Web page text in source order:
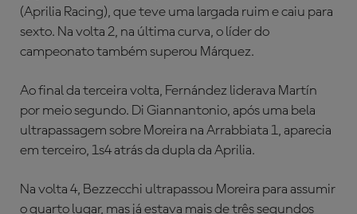
(Aprilia Racing), que teve uma largada ruim e caiu para
sexto. Na volta 2, na última curva, o líder do
campeonato também superou Márquez.
Ao final da terceira volta, Fernández liderava Martín
por meio segundo. Di Giannantonio, após uma bela
ultrapassagem sobre Moreira na Arrabbiata 1, aparecia
em terceiro, 1s4 atrás da dupla da Aprilia.
Na volta 4, Bezzecchi ultrapassou Moreira para assumir
o quarto lugar, mas já estava mais de três segundos